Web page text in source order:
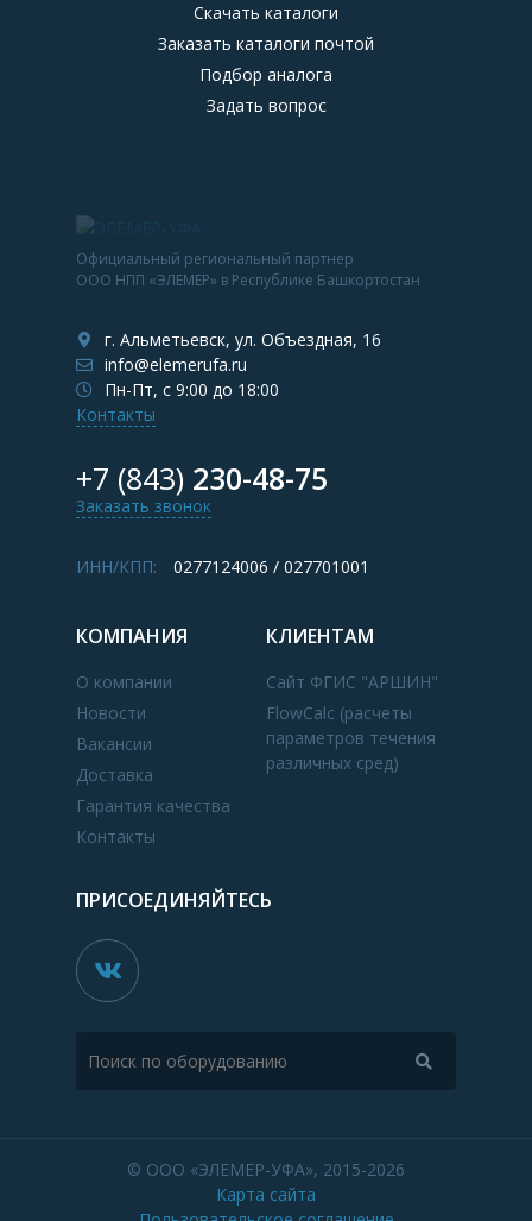
Скачать каталоги
Заказать каталоги почтой
Подбор аналога
Задать вопрос
Официальный региональный партнер
ООО НПП «ЭЛЕМЕР» в Республике Башкортостан
г. Альметьевск, ул. Объездная, 16
info@elemerufa.ru
Пн-Пт, с 9:00 до 18:00
Контакты
+7 (843) 230-48-75
Заказать звонок
ИНН/КПП: 0277124006 / 027701001
КОМПАНИЯ
О компании
Новости
Вакансии
Доставка
Гарантия качества
Контакты
КЛИЕНТАМ
Сайт ФГИС "АРШИН"
FlowCalc (расчеты
параметров течения
различных сред)
ПРИСОЕДИНЯЙТЕСЬ
© ООО «ЭЛЕМЕР-УФА», 2015-2026
Карта сайта